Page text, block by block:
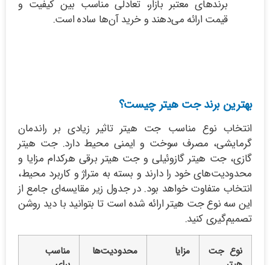
برندهای معتبر بازار، تعادلی مناسب بین کیفیت و
قیمت ارائه می‌دهند و خرید آن‌ها ساده است.
بهترین برند جت هیتر چیست؟
انتخاب نوع مناسب جت هیتر تاثیر زیادی بر راندمان
گرمایشی، مصرف سوخت و ایمنی محیط دارد. جت هیتر
گازی، جت هیتر گازوئیلی و جت هیتر برقی هرکدام مزایا و
محدودیت‌های خود را دارند و بسته به متراژ و کاربرد محیط،
انتخاب متفاوت خواهد بود. در جدول زیر مقایسه‌ای جامع از
این سه نوع جت هیتر ارائه شده است تا بتوانید با دید روشن
تصمیم‌گیری کنید.
نوع جت
مزایا محدودیت‌ها
مناسب